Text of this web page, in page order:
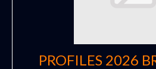
PROFILES 2026